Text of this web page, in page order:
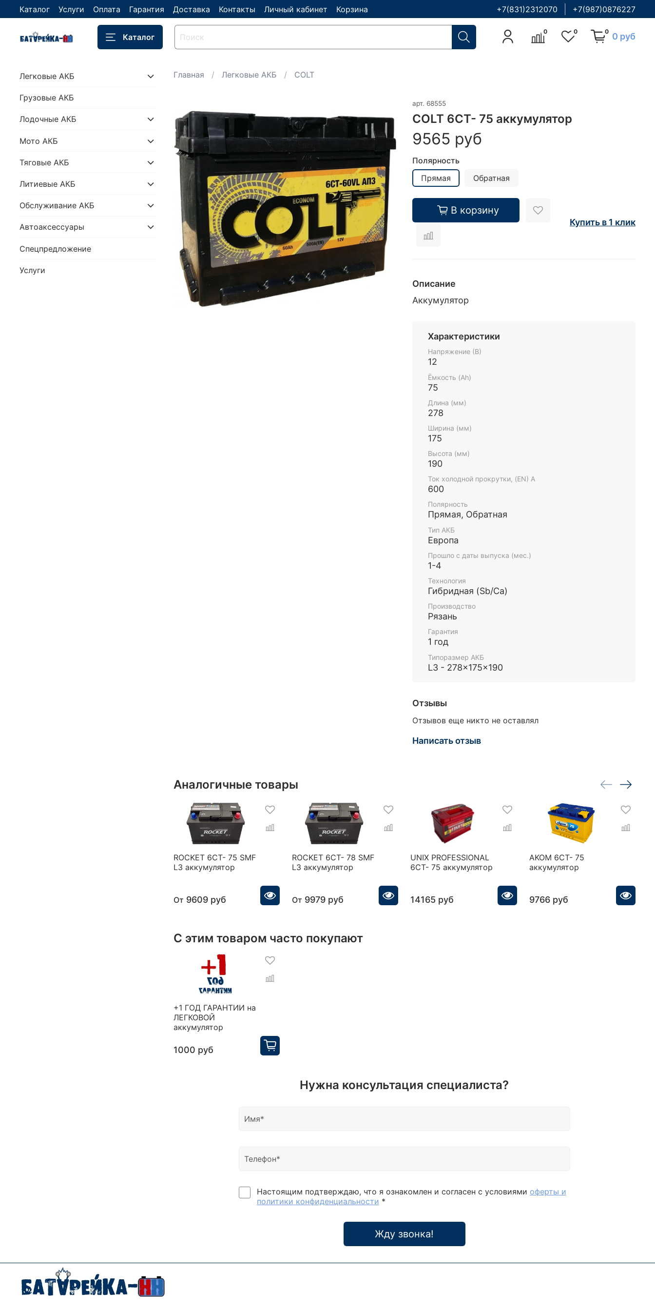
Каталог Услуги Оплата Гарантия Доставка Контакты Личный кабинет Корзина +7(831)2312070 +7(987)0876227
Каталог
0 0 0 0 руб
Главная Легковые АКБ COLT
арт. 68555
COLT 6CT- 75 аккумулятор
9565 руб
Полярность
Прямая
Обратная
В корзину
Купить в 1 клик
Описание
Аккумулятор
Характеристики
Напряжение (В)
12
Ёмкость (Ah)
75
Длина (мм)
278
Ширина (мм)
175
Высота (мм)
190
Ток холодной прокрутки, (EN) А
600
Полярность
Прямая, Обратная
Тип АКБ
Европа
Прошло с даты выпуска (мес.)
1-4
Технология
Гибридная (Sb/Ca)
Производство
Рязань
Гарантия
1 год
Типоразмер АКБ
L3 - 278x175x190
Отзывы
Отзывов еще никто не оставлял
Написать отзыв
Аналогичные товары
ROCKET 6CT- 75 SMF
L3 аккумулятор
От 9609 руб
ROCKET 6CT- 78 SMF
L3 аккумулятор
От 9979 руб
UNIX PROFESSIONAL
6СТ- 75 аккумулятор
14165 руб
AKOM 6CT- 75
аккумулятор
9766 руб
С этим товаром часто покупают
+1 ГОД ГАРАНТИИ на
ЛЕГКОВОЙ
аккумулятор
1000 руб
Нужна консультация специалиста?
Настоящим подтверждаю, что я ознакомлен и согласен с условиями оферты и
политики конфиденциальности *
Жду звонка!
Легковые АКБ
Грузовые АКБ
Лодочные АКБ
Мото АКБ
Тяговые АКБ
Литиевые АКБ
Обслуживание АКБ
Автоаксессуары
Спецпредложение
Услуги